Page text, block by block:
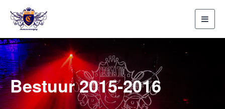
Bestuur 2015-2016